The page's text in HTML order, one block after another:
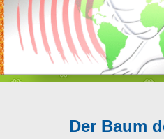
Der Baum